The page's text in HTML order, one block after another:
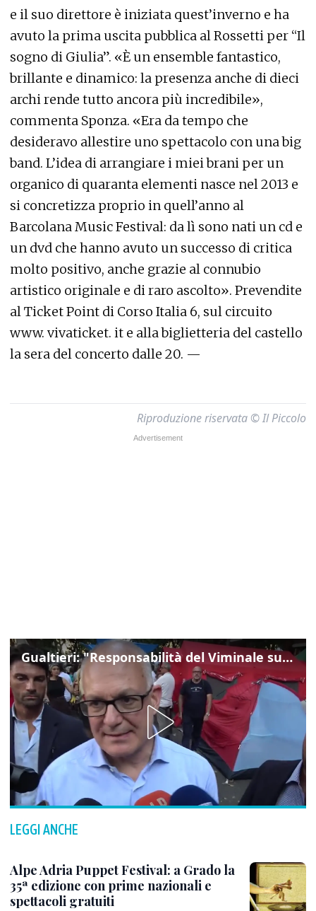
e il suo direttore è iniziata quest’inverno e ha
avuto la prima uscita pubblica al Rossetti per “Il
sogno di Giulia”. «È un ensemble fantastico,
brillante e dinamico: la presenza anche di dieci
archi rende tutto ancora più incredibile»,
commenta Sponza. «Era da tempo che
desideravo allestire uno spettacolo con una big
band. L’idea di arrangiare i miei brani per un
organico di quaranta elementi nasce nel 2013 e
si concretizza proprio in quell’anno al
Barcolana Music Festival: da lì sono nati un cd e
un dvd che hanno avuto un successo di critica
molto positivo, anche grazie al connubio
artistico originale e di raro ascolto». Prevendite
al Ticket Point di Corso Italia 6, sul circuito
www. vivaticket. it e alla biglietteria del castello
la sera del concerto dalle 20. —
Riproduzione riservata © Il Piccolo
Gualtieri: "Responsabilità del Viminale su Spin Time? La posizione dei partiti è nota"
LEGGI ANCHE
Alpe Adria Puppet Festival: a Grado la
35ª edizione con prime nazionali e
spettacoli gratuiti